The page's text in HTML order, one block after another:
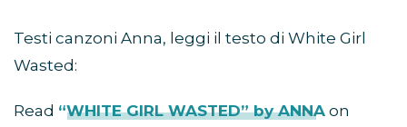
Testi canzoni Anna, leggi il testo di White Girl
Wasted:
Read “WHITE GIRL WASTED” by ANNA on